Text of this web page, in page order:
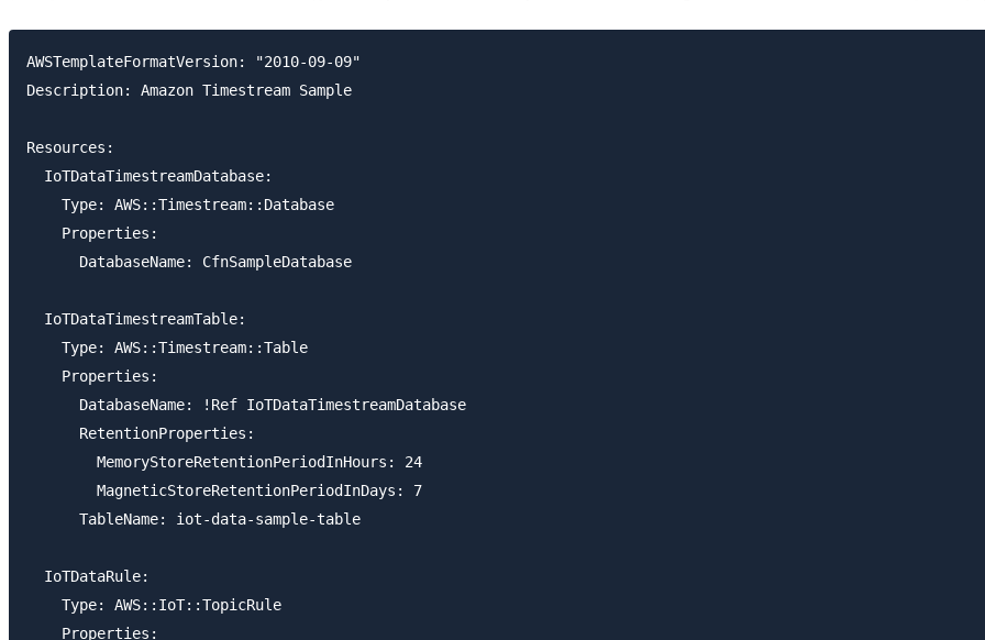
AWSTemplateFormatVersion: "2010-09-09"
Description: Amazon Timestream Sample
Resources:
  IoTDataTimestreamDatabase:
    Type: AWS::Timestream::Database
    Properties:
      DatabaseName: CfnSampleDatabase
  IoTDataTimestreamTable:
    Type: AWS::Timestream::Table
    Properties:
      DatabaseName: !Ref IoTDataTimestreamDatabase
      RetentionProperties:
        MemoryStoreRetentionPeriodInHours: 24
        MagneticStoreRetentionPeriodInDays: 7
      TableName: iot-data-sample-table
  IoTDataRule:
    Type: AWS::IoT::TopicRule
    Properties: